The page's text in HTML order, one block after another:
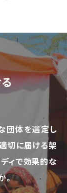
団体を選定し
切に届ける架
ィで効果的な
。